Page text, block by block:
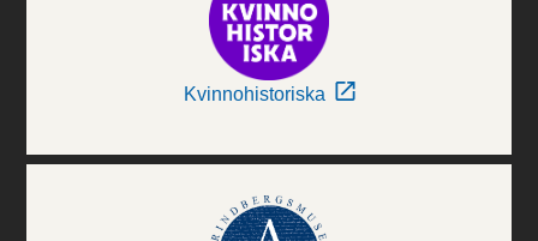
Kvinnohistoriska